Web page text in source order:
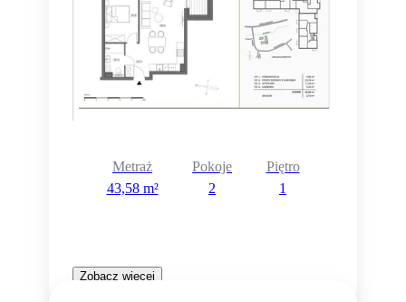
Metraż
43,58 m²
Pokoje
2
Piętro
1
Zobacz więcej